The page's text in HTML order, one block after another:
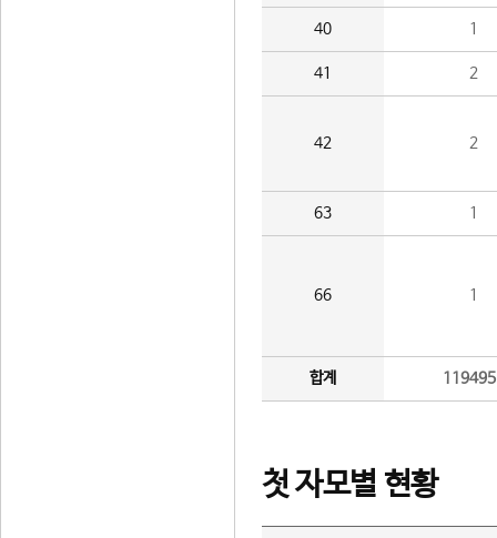
40 1
41 2
42 2
63 1
66 1
합계
첫 자모별 현황